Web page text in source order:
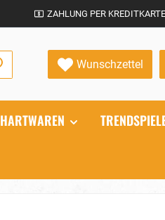
ZAHLUNG PER KREDITKARTE
Wunschzettel
HARTWAREN